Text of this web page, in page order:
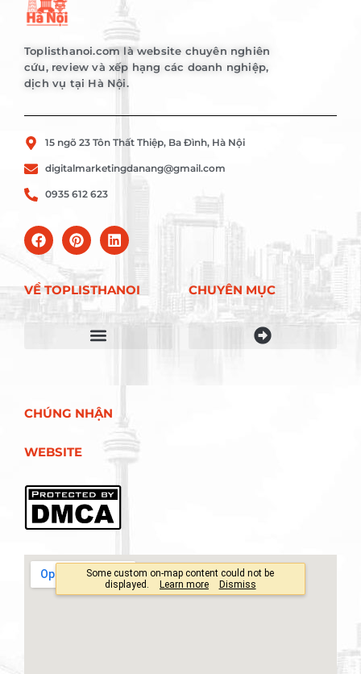
Toplisthanoi.com là website chuyên nghiên
cứu, review và xếp hạng các doanh nghiệp,
dịch vụ tại Hà Nội.
15 ngõ 23 Tôn Thất Thiệp, Ba Đình, Hà Nội
digitalmarketingdanang@gmail.com
0935 612 623
VỀ TOPLISTHANOI
CHÚNG NHẬN
WEBSITE
CHUYÊN MỤC